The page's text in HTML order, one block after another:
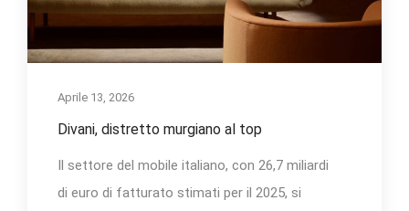
Aprile 13, 2026
Divani, distretto murgiano al top
Il settore del mobile italiano, con 26,7 miliardi
di euro di fatturato stimati per il 2025, si